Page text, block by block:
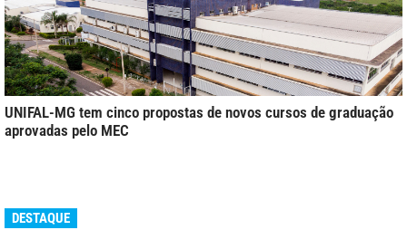
UNIFAL-MG tem cinco propostas de novos cursos de graduação
aprovadas pelo MEC
DESTAQUE